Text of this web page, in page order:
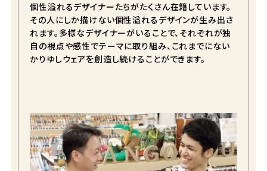
個性溢れるデザイナーたちがたくさん在籍しています。
その人にしか描けない個性溢れるデザインが生み出さ
れます。多様なデザイナーがいることで、それぞれが独
自の視点や感性でテーマに取り組み、これまでにない
かりゆしウェアを創造し続けることができます。